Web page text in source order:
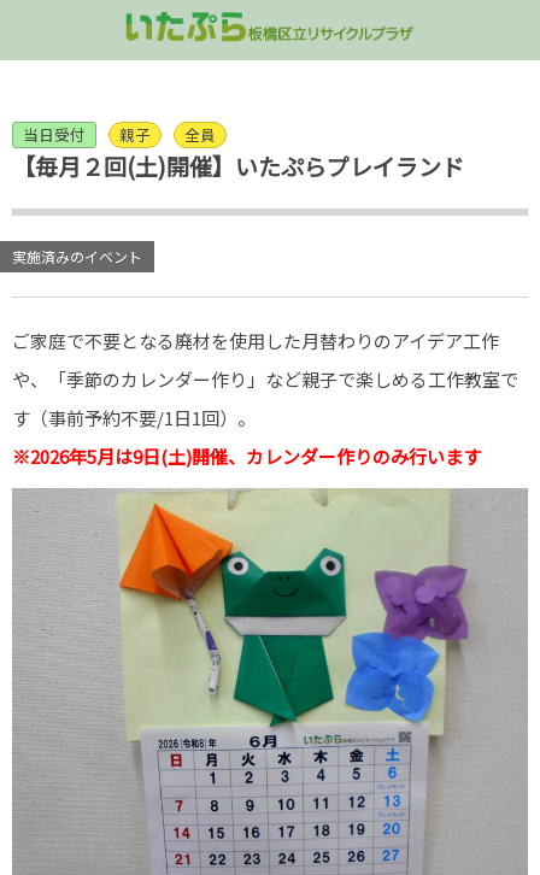
当日受付 親子 全員
【毎月２回(土)開催】いたぷらプレイランド
実施済みのイベント
ご家庭で不要となる廃材を使用した月替わりのアイデア工作
や、「季節のカレンダー作り」など親子で楽しめる工作教室で
す（事前予約不要/1日1回）。
※2026年5月は9日(土)開催、カレンダー作りのみ行います
屋上
2階 ラウンジフロア
地下 シャワー/ロッカー室
家具の受入
拠点回収
「いたぷらショップ」
講演会
イベント
パネル展
出張講座のご案内
コンポスト